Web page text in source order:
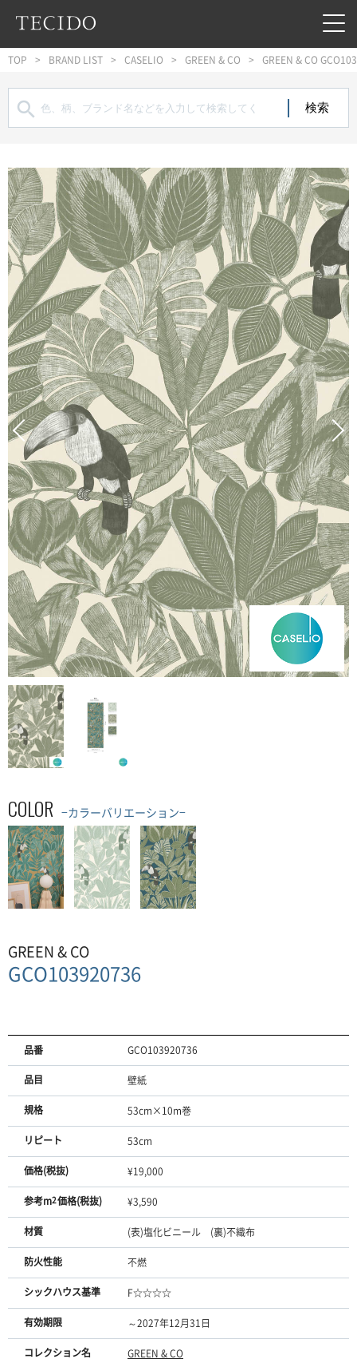
フッターへジャンプ
TOP BRAND LIST CASELIO GREEN & CO GREEN & CO

COLOR −カラーバリエーション−
GREEN & CO
GCO103920736
品番 GCO103920736
品目 壁紙
規格 53cm×10m巻
リピート 53cm
価格(税抜) ¥19,000
参考m2価格(税抜) ¥3,590
材質 (表)塩化ビニール (裏)不織布
防火性能 不燃
シックハウス基準 F☆☆☆☆
有効期限 ～2027年12月31日
コレクション名 GREEN & CO